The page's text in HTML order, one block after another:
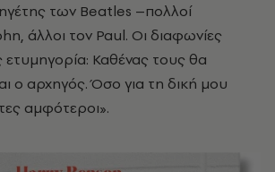
των Beatles –πολλοί
άλλοι τον Paul. Οι διαφωνίες
ετυμηγορία: Καθένας τους θα
ο αρχηγός. Όσο για τη δική μου
αμφότεροι».